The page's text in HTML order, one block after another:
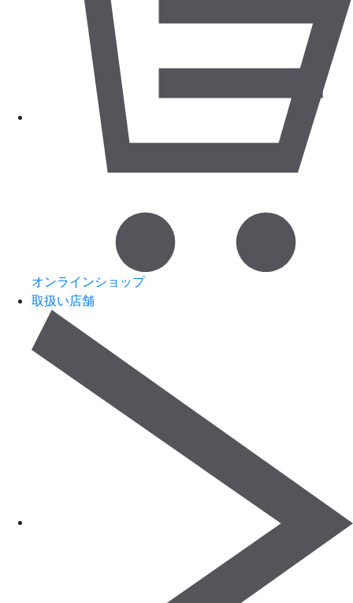
オンラインショップ
取扱い店舗